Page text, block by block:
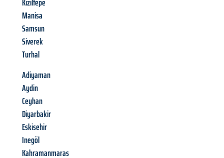
Manisa
Samsun
Siverek
Turhal
Adiyaman
Aydin
Ceyhan
Diyarbakir
Eskisehir
Inegöl
Kahramanmaras